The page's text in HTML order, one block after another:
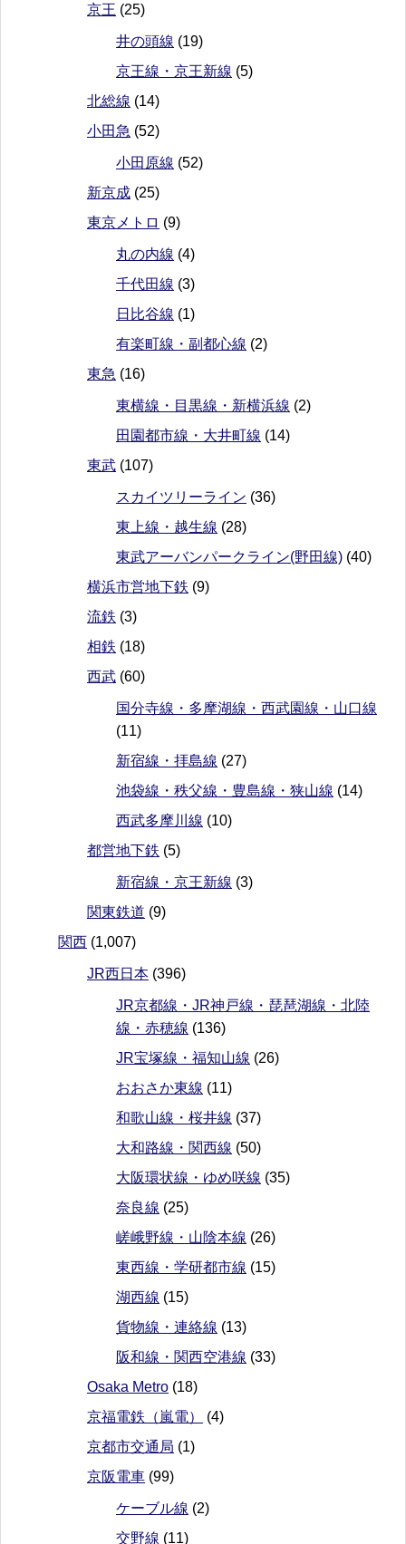
京王 (25)
井の頭線 (19)
京王線・京王新線 (5)
北総線 (14)
小田急 (52)
小田原線 (52)
新京成 (25)
東京メトロ (9)
丸の内線 (4)
千代田線 (3)
日比谷線 (1)
有楽町線・副都心線 (2)
東急 (16)
東横線・目黒線・新横浜線 (2)
田園都市線・大井町線 (14)
東武 (107)
スカイツリーライン (36)
東上線・越生線 (28)
東武アーバンパークライン(野田線) (40)
横浜市営地下鉄 (9)
流鉄 (3)
相鉄 (18)
西武 (60)
国分寺線・多摩湖線・西武園線・山口線
(11)
新宿線・拝島線 (27)
池袋線・秩父線・豊島線・狭山線 (14)
西武多摩川線 (10)
都営地下鉄 (5)
新宿線・京王新線 (3)
関東鉄道 (9)
関西 (1,007)
JR西日本 (396)
JR京都線・JR神戸線・琵琶湖線・北陸
線・赤穂線 (136)
JR宝塚線・福知山線 (26)
おおさか東線 (11)
和歌山線・桜井線 (37)
大和路線・関西線 (50)
大阪環状線・ゆめ咲線 (35)
奈良線 (25)
嵯峨野線・山陰本線 (26)
東西線・学研都市線 (15)
湖西線 (15)
貨物線・連絡線 (13)
阪和線・関西空港線 (33)
Osaka Metro (18)
京福電鉄（嵐電）
(4)
京都市交通局 (1)
京阪電車 (99)
ケーブル線 (2)
交野線 (11)